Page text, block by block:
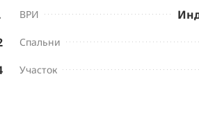
ВРИ
Спальни
Участок